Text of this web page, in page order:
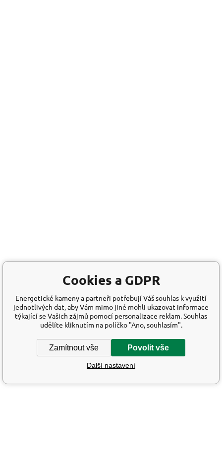
Cookies a GDPR
Energetické kameny a partneři potřebují Váš souhlas k využití
jednotlivých dat, aby Vám mimo jiné mohli ukazovat informace
týkající se Vašich zájmů pomocí personalizace reklam. Souhlas
udělíte kliknutím na políčko "Ano, souhlasím".
Zamítnout vše Povolit vše
Další nastavení